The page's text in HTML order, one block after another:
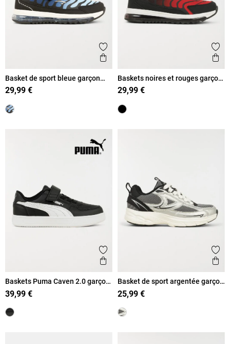
Ajouter aux favoris
Aperçu rapide
Basket de sport bleue garçon
(31-39)
29,99 €
Baskets noires et rouges garçon
(31-39)
29,99 €
Ajouter aux favoris
Aperçu rapide
Baskets Puma Caven 2.0 garçon
(28-35)
39,99 €
Basket de sport argentée garçon
(31-39)
25,99 €